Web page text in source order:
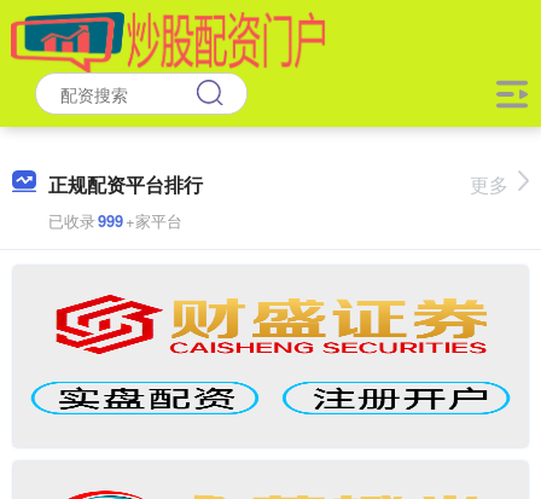
正规配资平台排行
已收录999+家平台
更多